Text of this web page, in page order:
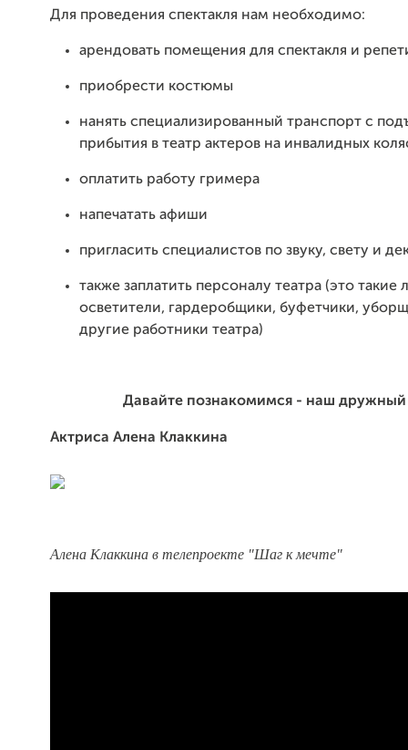
Для проведения спектакля нам необходимо:
арендовать помещения для спектакля и
приобрести костюмы
нанять специализированный транспорт с
прибытия в театр актеров на инвалидных
оплатить работу гримера
напечатать афиши
пригласить специалистов по звуку, свету и
также заплатить персоналу театра (это такие
осветители, гардеробщики, буфетчики,
другие работники театра)
Давайте познакомимся - наш дружный
Актриса Алена Клаккина
Алена Клаккина в телепроекте "Шаг к мечте"